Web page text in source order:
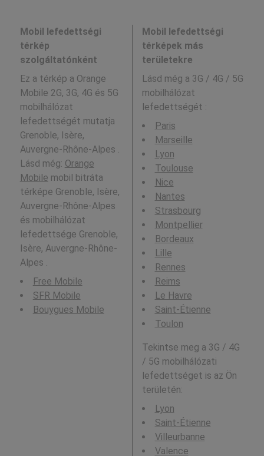
Mobil lefedettségi
térkép
szolgáltatónként
Ez a térkép a Orange
Mobile 2G, 3G, 4G és 5G
mobilhálózat
lefedettségét mutatja
Grenoble, Isère,
Auvergne-Rhône-Alpes .
Lásd még: Orange
Mobile mobil bitráta
térképe Grenoble, Isère,
Auvergne-Rhône-Alpes
és mobilhálózat
lefedettsége Grenoble,
Isère, Auvergne-Rhône-
Alpes .
Free Mobile
SFR Mobile
Bouygues Mobile
Mobil lefedettségi
térképek más
területekre
Lásd még a 3G / 4G / 5G
mobilhálózat
lefedettségét :
Paris
Marseille
Lyon
Toulouse
Nice
Nantes
Strasbourg
Montpellier
Bordeaux
Lille
Rennes
Reims
Le Havre
Saint-Étienne
Toulon
Tekintse meg a 3G / 4G
/ 5G mobilhálózati
lefedettséget is az Ön
területén:
Lyon
Saint-Étienne
Villeurbanne
Valence